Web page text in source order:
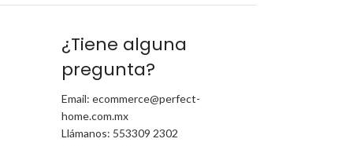
¿Tiene alguna
pregunta?
Email: ecommerce@perfect-
home.com.mx
Llámanos: 553309 2302